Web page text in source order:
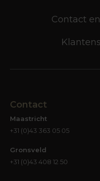
Contact
Contact
Maastricht
+31 (0)43 363 05 05
Gronsveld
+31 (0)43 408 12 50